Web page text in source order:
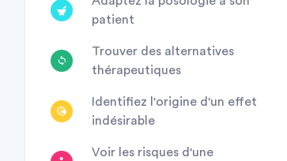
patient
Trouver des alternatives
thérapeutiques
Identifiez l'origine d'un effet
indésirable
Voir les risques d'une